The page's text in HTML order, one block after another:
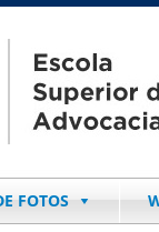
FOTOS